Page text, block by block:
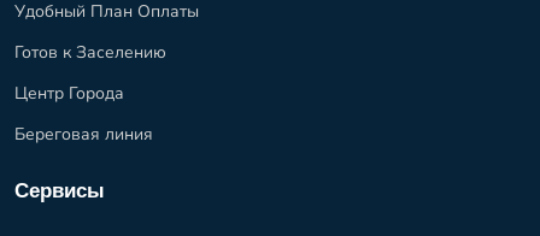
Удобный План Оплаты
Готов к Заселению
Центр Города
Береговая линия
Сервисы